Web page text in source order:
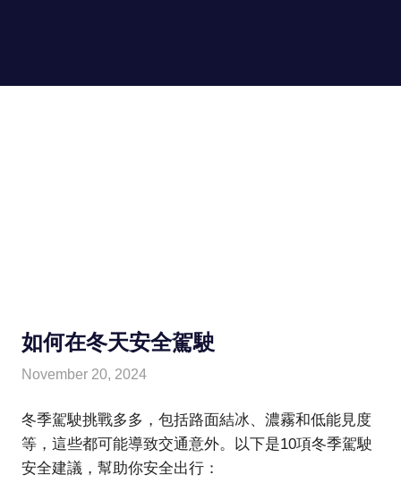
如何在冬天安全駕駛
November 20, 2024
冬季駕駛挑戰多多，包括路面結冰、濃霧和低能見度
等，這些都可能導致交通意外。以下是10項冬季駕駛
安全建議，幫助你安全出行：